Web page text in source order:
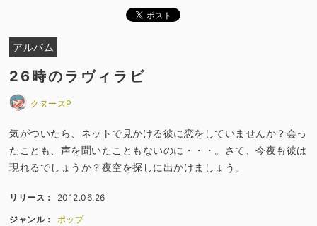
アルバム
26時のラヴィラビ
クヌースP
気がついたら、ネットで見かける彼に恋をしていませんか？会っ
たことも、声を聞いたこともないのに・・・。さて、今夜も彼は
現れるでしょうか？夜空を探しに出かけましょう。
リリース： 2012.06.26
ジャンル： ポップ